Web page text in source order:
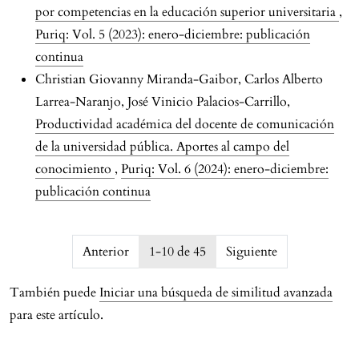
por competencias en la educación superior universitaria ,
Puriq: Vol. 5 (2023): enero-diciembre: publicación
continua
Christian Giovanny Miranda-Gaibor, Carlos Alberto
Larrea-Naranjo, José Vinicio Palacios-Carrillo,
Productividad académica del docente de comunicación
de la universidad pública. Aportes al campo del
conocimiento , Puriq: Vol. 6 (2024): enero-diciembre:
publicación continua
issue.pagination6a79b02a18ae7
Anterior 1-10 de 45 Siguiente
También puede Iniciar una búsqueda de similitud avanzada
para este artículo.